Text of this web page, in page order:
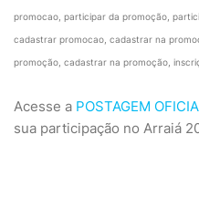
promocao, participar da promoção,
cadastrar promocao, cadastrar na
promoção, cadastrar na promoção,
Acesse a POSTAGEM
sua participação no Arraiá